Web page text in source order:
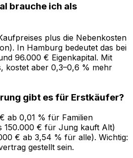
brauche ich als
plus die Nebenkosten
In Hamburg bedeutet das bei
96.000 € Eigenkapital. Mit
kostet aber 0,3–0,6 % mehr
gibt es für Erstkäufer?
ab 0,01 % für Familien
150.000 € für Jung kauft Alt)
€ ab 3,54 % für alle). Wichtig:
gestellt sein.